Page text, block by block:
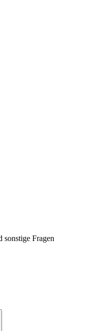
sonstige Fragen